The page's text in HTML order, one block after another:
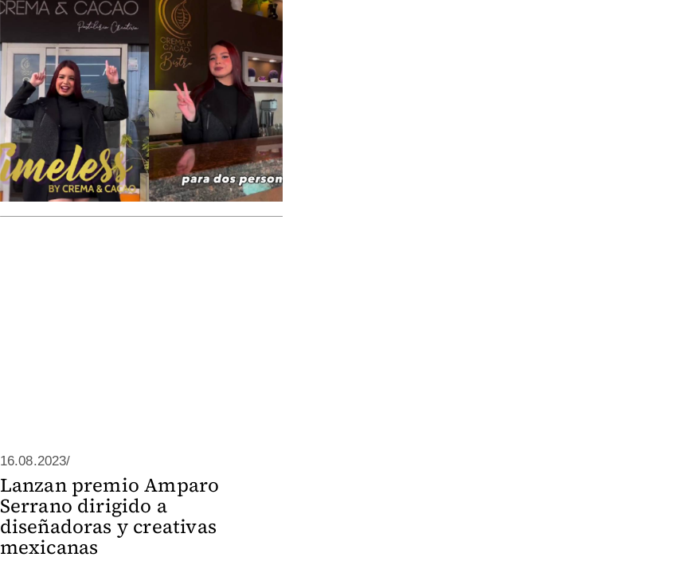
16.08.2023/
Lanzan premio Amparo
Serrano dirigido a
diseñadoras y creativas
mexicanas